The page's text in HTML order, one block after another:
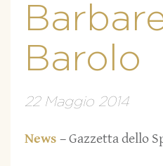
Barolo
22 Maggio 2014
News – Gazzetta dello